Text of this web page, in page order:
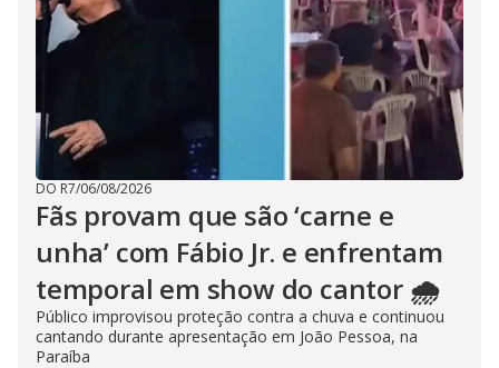
DO R7/06/08/2026
Fãs provam que são ‘carne e
unha’ com Fábio Jr. e enfrentam
temporal em show do cantor 🌧️
Público improvisou proteção contra a chuva e continuou
cantando durante apresentação em João Pessoa, na
Paraíba